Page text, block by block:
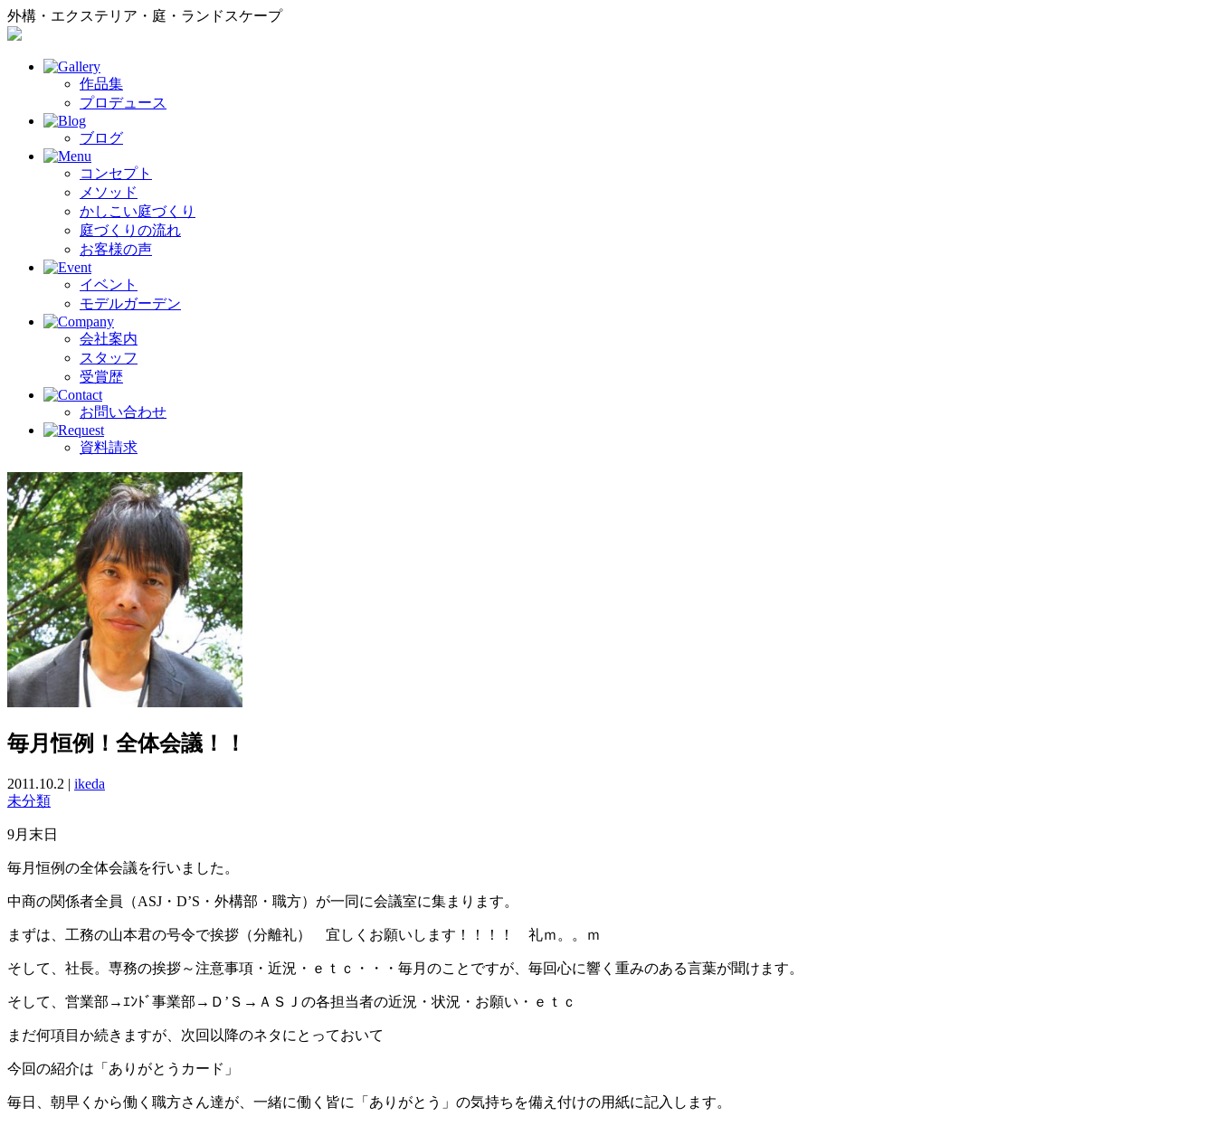
外構・エクステリア・庭・ランドスケープ
作品集
プロデュース
ブログ
コンセプト
メソッド
かしこい庭づくり
庭づくりの流れ
お客様の声
イベント
モデルガーデン
会社案内
スタッフ
受賞歴
お問い合わせ
資料請求
毎月恒例！全体会議！！
2011.10.2 | ikeda
未分類
9月末日
毎月恒例の全体会議を行いました。
中商の関係者全員（ASJ・D’S・外構部・職方）が一同に会議室に集まります。
まずは、工務の山本君の号令で挨拶（分離礼） 宜しくお願いします！！！！ 礼ｍ。。ｍ
そして、社長。専務の挨拶～注意事項・近況・ｅｔｃ・・・毎月のことですが、毎回心に響く重みのある言葉が聞けます。
そして、営業部→ｴﾝﾄﾞ事業部→Ｄ’Ｓ→ＡＳＪの各担当者の近況・状況・お願い・ｅｔｃ
まだ何項目か続きますが、次回以降のネタにとっておいて
今回の紹介は「ありがとうカード」
毎日、朝早くから働く職方さん達が、一緒に働く皆に「ありがとう」の気持ちを備え付けの用紙に記入します。